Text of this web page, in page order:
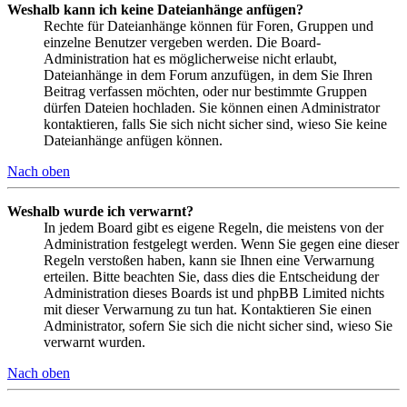
Weshalb kann ich keine Dateianhänge anfügen?
Rechte für Dateianhänge können für Foren, Gruppen und
einzelne Benutzer vergeben werden. Die Board-
Administration hat es möglicherweise nicht erlaubt,
Dateianhänge in dem Forum anzufügen, in dem Sie Ihren
Beitrag verfassen möchten, oder nur bestimmte Gruppen
dürfen Dateien hochladen. Sie können einen Administrator
kontaktieren, falls Sie sich nicht sicher sind, wieso Sie keine
Dateianhänge anfügen können.
Nach oben
Weshalb wurde ich verwarnt?
In jedem Board gibt es eigene Regeln, die meistens von der
Administration festgelegt werden. Wenn Sie gegen eine dieser
Regeln verstoßen haben, kann sie Ihnen eine Verwarnung
erteilen. Bitte beachten Sie, dass dies die Entscheidung der
Administration dieses Boards ist und phpBB Limited nichts
mit dieser Verwarnung zu tun hat. Kontaktieren Sie einen
Administrator, sofern Sie sich die nicht sicher sind, wieso Sie
verwarnt wurden.
Nach oben